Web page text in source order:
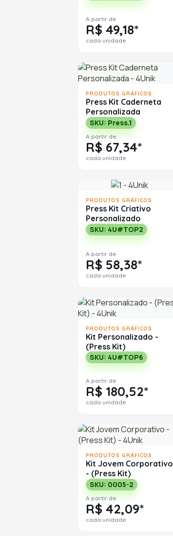
A partir de
R$ 49,18*
cada unidade
PRODUTOS GRÁFICOS
Press Kit Caderneta
Personalizada
SKU: Press.1
A partir de
R$ 67,34*
cada unidade
PRODUTOS GRÁFICOS
Press Kit Criativo
Personalizado
SKU: 4U#TOP2
A partir de
R$ 58,38*
cada unidade
PRODUTOS GRÁFICOS
Kit Personalizado -
(Press Kit)
SKU: 4U#TOP6
A partir de
R$ 180,52*
cada unidade
PRODUTOS GRÁFICOS
Kit Jovem Corporativo
- (Press Kit)
SKU: 0005-2
A partir de
R$ 42,09*
cada unidade